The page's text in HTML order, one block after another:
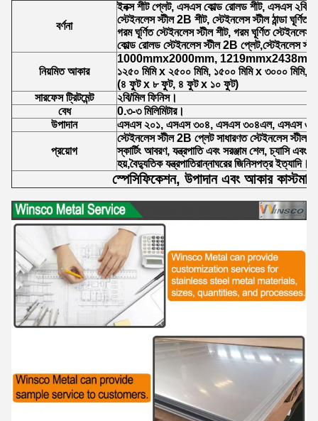
বর্ণনা
ইনক্স শীট প্লেট, এসএস কোল্ড রোলড শীট, এসএস ২বি
স্টেইনলেস স্টীল 2B শীট, স্টেইনলেস স্টীল ঠান্ডা ঘূর্ণিত
গরম ঘূর্ণিত স্টেইনলেস স্টীল শীট, গরম ঘূর্ণিত স্টেইনলেস
কোল্ড রোলড স্টেইনলেস স্টীল 2B প্লেট,স্টেইনলেস
নিয়মিত আকার
1000mmx2000mm,
১২৫০ মিমি x ২৫০০ মিমি, ১৫০০ মিমি x ৩০০০ মিমি,
(৪ ফুট x ৮ ফুট, ৪ ফুট x ১০ ফুট)
সারফেস ট্রিটমেন্ট
২বি/মিল ফিনিস।
বেধ
0.৩-৩ মিলিমিটার।
উপাদান
এসএস ২০১, এসএস ৩০৪, এসএস ৩০৪এল, এসএস
প্রয়োগ
স্টেইনলেস স্টীল 2B প্লেট সাধারণত স্টেইনলেস স্টীল
স্কার্টিং আবরণ, যন্ত্রপাতি এবং সরঞ্জাম শেল, চ্যাসি এবং
হয়,বৈদ্যুতিক যন্ত্রপাতিরান্নাঘরের জিনিসপত্র ইত্যাদি।
স্পেসিফিকেশন, উপাদান এবং আকার